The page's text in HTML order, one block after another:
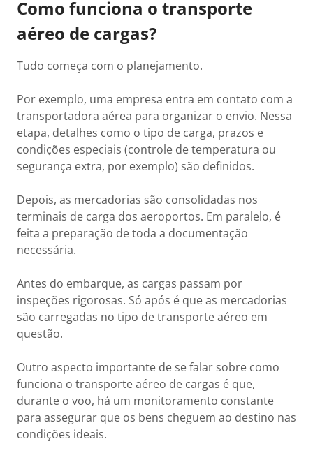
Como funciona o transporte
aéreo de cargas?
Tudo começa com o planejamento.
Por exemplo, uma empresa entra em contato com a
transportadora aérea para organizar o envio. Nessa
etapa, detalhes como o tipo de carga, prazos e
condições especiais (controle de temperatura ou
segurança extra, por exemplo) são definidos.
Depois, as mercadorias são consolidadas nos
terminais de carga dos aeroportos. Em paralelo, é
feita a preparação de toda a documentação
necessária.
Antes do embarque, as cargas passam por
inspeções rigorosas. Só após é que as mercadorias
são carregadas no tipo de transporte aéreo em
questão.
Outro aspecto importante de se falar sobre como
funciona o transporte aéreo de cargas é que,
durante o voo, há um monitoramento constante
para assegurar que os bens cheguem ao destino nas
condições ideais.